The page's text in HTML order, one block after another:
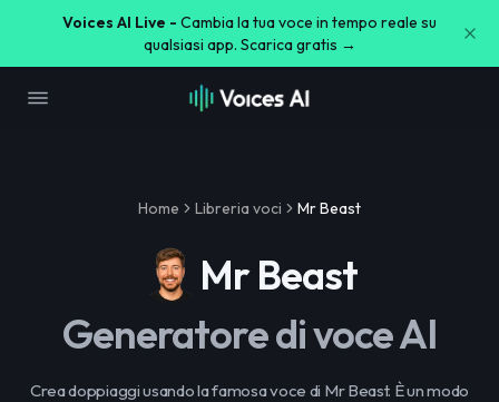
Voices AI Live - Cambia la tua voce in tempo reale su
qualsiasi app. Scarica gratis →
Home Libreria voci Mr Beast
Mr Beast
Generatore di voce AI
Crea doppiaggi usando la famosa voce di Mr Beast. È un modo